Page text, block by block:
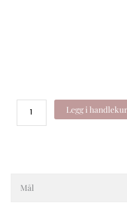
Legg i
Mål